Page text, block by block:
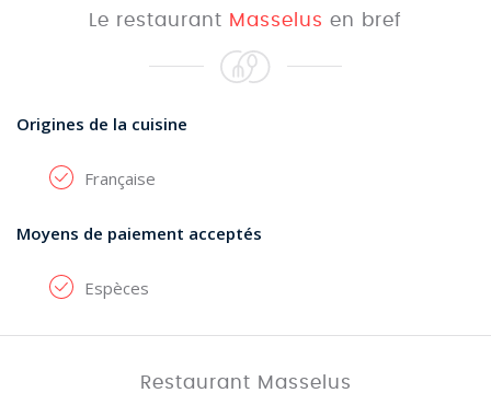
Le restaurant Masselus en bref
Origines de la cuisine
Française
Moyens de paiement acceptés
Espèces
Restaurant Masselus